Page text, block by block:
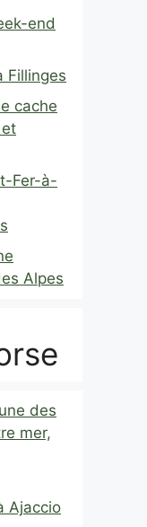
end
Fillinges
cache
Fer-à-
Alpes
des
mer,
Ajaccio